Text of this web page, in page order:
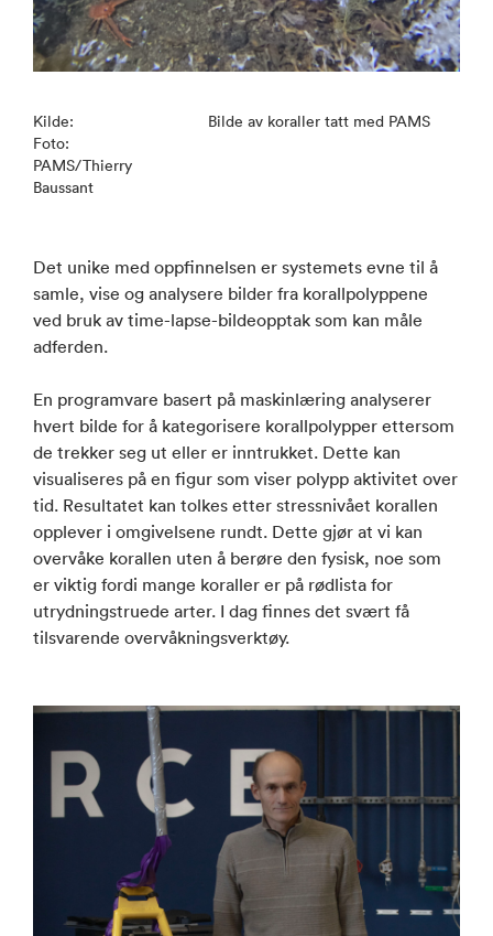
Kilde:
Foto:
PAMS/Thierry
Baussant
Bilde av koraller tatt med PAMS
Det unike med oppfinnelsen er systemets evne til å
samle, vise og analysere bilder fra korallpolyppene
ved bruk av time-lapse-bildeopptak som kan måle
adferden.
En programvare basert på maskinlæring analyserer
hvert bilde for å kategorisere korallpolypper ettersom
de trekker seg ut eller er inntrukket. Dette kan
visualiseres på en figur som viser polypp aktivitet over
tid. Resultatet kan tolkes etter stressnivået korallen
opplever i omgivelsene rundt. Dette gjør at vi kan
overvåke korallen uten å berøre den fysisk, noe som
er viktig fordi mange koraller er på rødlista for
utrydningstruede arter. I dag finnes det svært få
tilsvarende overvåkningsverktøy.